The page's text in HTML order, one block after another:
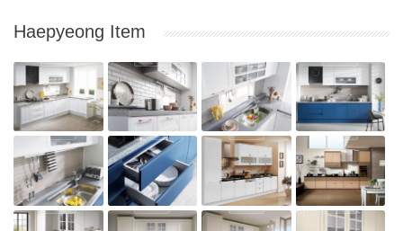
Haepyeong Item